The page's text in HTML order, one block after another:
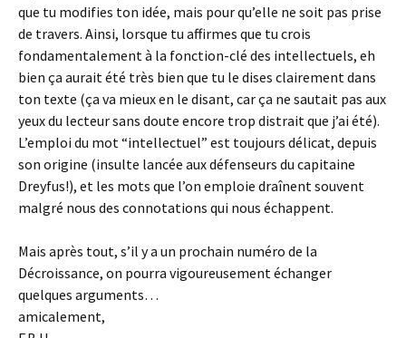
que tu modifies ton idée, mais pour qu’elle ne soit pas prise
de travers. Ainsi, lorsque tu affirmes que tu crois
fondamentalement à la fonction-clé des intellectuels, eh
bien ça aurait été très bien que tu le dises clairement dans
ton texte (ça va mieux en le disant, car ça ne sautait pas aux
yeux du lecteur sans doute encore trop distrait que j’ai été).
L’emploi du mot “intellectuel” est toujours délicat, depuis
son origine (insulte lancée aux défenseurs du capitaine
Dreyfus!), et les mots que l’on emploie draînent souvent
malgré nous des connotations qui nous échappent.
Mais après tout, s’il y a un prochain numéro de la
Décroissance, on pourra vigoureusement échanger
quelques arguments…
amicalement,